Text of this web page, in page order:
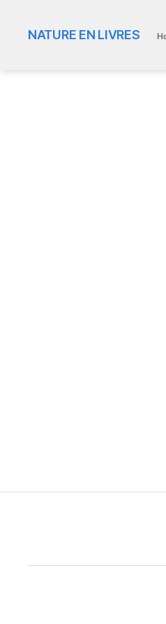
NATURE EN LIVRES